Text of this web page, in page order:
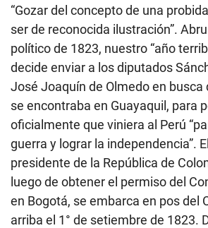
“Gozar del concepto de una
ser de reconocida ilustración”.
político de 1823, nuestro “año
decide enviar a los diputados
José Joaquín de Olmedo en busca
se encontraba en Guayaquil, para
oficialmente que viniera al Perú
guerra y lograr la independencia”.
presidente de la República de
luego de obtener el permiso del
en Bogotá, se embarca en pos del
arriba el 1° de setiembre de 1823.